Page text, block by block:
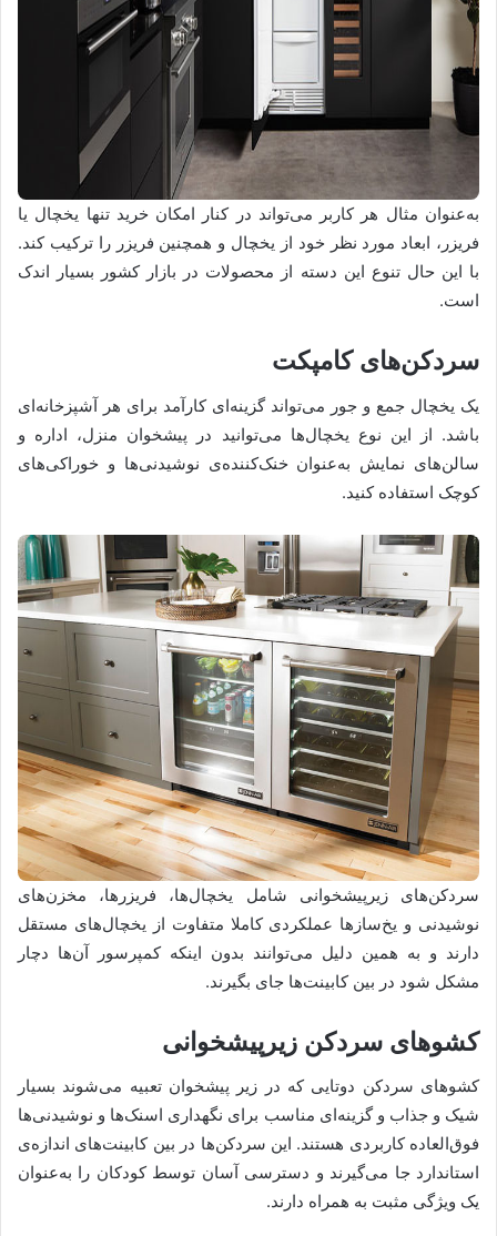
به‌عنوان مثال هر کاربر می‌تواند در کنار امکان خرید تنها یخچال یا
فریزر، ابعاد مورد نظر خود از یخچال و همچنین فریزر را ترکیب کند.
با این حال تنوع این دسته از محصولات در بازار کشور بسیار اندک
است.
سردکن‌های کامپکت
یک یخچال جمع و جور می‌تواند گزینه‌ای کارآمد برای هر آشپزخانه‌ای
باشد. از این نوع یخچال‌ها می‌توانید در پیشخوان منزل، اداره و
سالن‌های نمایش به‌عنوان خنک‌کننده‌ی نوشیدنی‌ها و خوراکی‌های
کوچک استفاده کنید.
سردکن‌های زیرپیشخوانی شامل یخچال‌ها، فریزرها، مخزن‌های
نوشیدنی و یخ‌سازها عملکردی کاملا متفاوت از یخچال‌های مستقل
دارند و به همین دلیل می‌توانند بدون اینکه کمپرسور آن‌ها دچار
مشکل شود در بین کابینت‌ها جای بگیرند.
کشوهای سردکن زیرپیشخوانی
کشوهای سردکن دوتایی که در زیر پیشخوان تعبیه می‌شوند بسیار
شیک و جذاب و گزینه‌ای مناسب برای نگهداری اسنک‌ها و نوشیدنی‌ها
فوق‌العاده کاربردی هستند. این سردکن‌ها در بین کابینت‌های اندازه‌ی
استاندارد جا می‌گیرند و دسترسی آسان توسط کودکان را به‌عنوان
یک ویژگی مثبت به همراه دارند.